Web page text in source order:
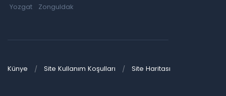
Yozgat
Zonguldak
Künye Site Kullanım Koşulları Site Haritası